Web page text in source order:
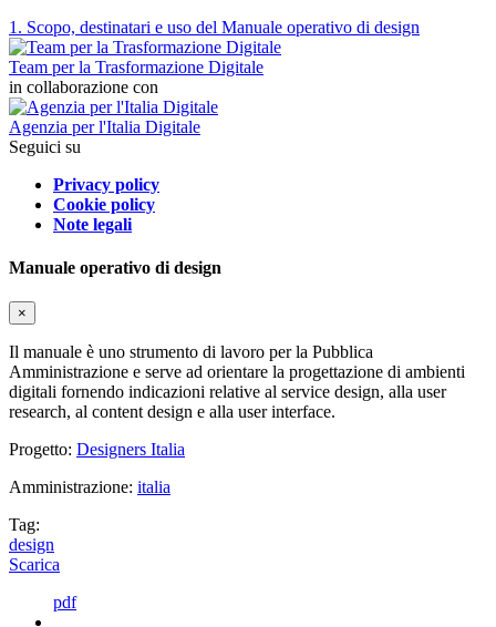
1. Scopo, destinatari e uso del Manuale operativo di design
Team per la Trasformazione Digitale
in collaborazione con
Agenzia per l'Italia Digitale
Seguici su
Privacy policy
Cookie policy
Note legali
Manuale operativo di design
×
Il manuale è uno strumento di lavoro per la Pubblica
Amministrazione e serve ad orientare la progettazione di ambienti
digitali fornendo indicazioni relative al service design, alla user
research, al content design e alla user interface.
Progetto: Designers Italia
Amministrazione: italia
Tag:
design
Scarica
pdf